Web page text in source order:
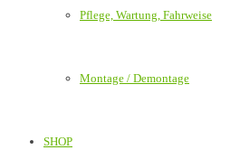
Pflege, Wartung, Fahrweise
Montage / Demontage
SHOP